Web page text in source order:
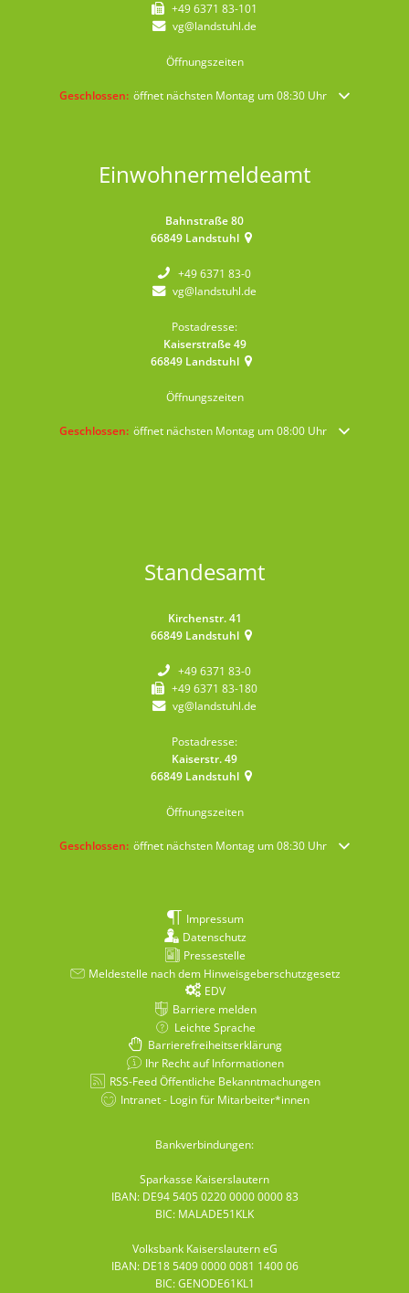
+49 6371 83-101
vg@landstuhl.de
Öffnungszeiten
Klicken, um weitere Öffnungs- oder Schließzeiten auszublenden
Geschlossen: öffnet nächsten Montag um 08:30 Uhr
Einwohnermeldeamt
Bahnstraße 80
66849 Landstuhl
+49 6371 83-0
vg@landstuhl.de
Postadresse:
Kaiserstraße 49
66849 Landstuhl
Öffnungszeiten
Klicken, um weitere Öffnungs- oder Schließzeiten auszublenden
Geschlossen: öffnet nächsten Montag um 08:00 Uhr
Standesamt
Kirchenstr. 41
66849 Landstuhl
+49 6371 83-0
+49 6371 83-180
vg@landstuhl.de
Postadresse:
Kaiserstr. 49
66849 Landstuhl
Öffnungszeiten
Klicken, um weitere Öffnungs- oder Schließzeiten auszublenden
Geschlossen: öffnet nächsten Montag um 08:30 Uhr
Impressum
Datenschutz
Pressestelle
Meldestelle nach dem Hinweisgeberschutzgesetz
EDV
Barriere melden
Leichte Sprache
Barrierefreiheitserklärung
Ihr Recht auf Informationen
RSS-Feed Öffentliche Bekanntmachungen
Intranet - Login für Mitarbeiter*innen
Bankverbindungen:
Sparkasse Kaiserslautern
IBAN: DE94 5405 0220 0000 0000 83
BIC: MALADE51KLK
Volksbank Kaiserslautern eG
IBAN: DE18 5409 0000 0081 1400 06
BIC: GENODE61KL1